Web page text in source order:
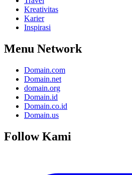
Kreativitas
Karier
Inspirasi
Menu Network
Domain.com
Domain.net
domain.org
Domain.id
Domain.co.id
Domain.us
Follow Kami